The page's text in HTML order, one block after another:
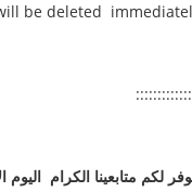
be deleted
متابعينا الكرام اليوم